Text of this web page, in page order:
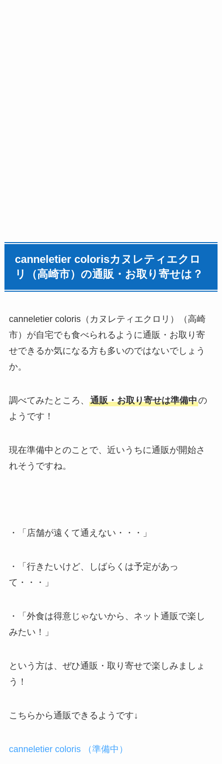
canneletier colorisカヌレティエクロ
リ（高崎市）の通販・お取り寄せは？
canneletier coloris（カヌレティエクロリ）（高崎
市）が自宅でも食べられるように通販・お取り寄
せできるか気になる方も多いのではないでしょう
か。
調べてみたところ、 通販・お取り寄せは準備中の
ようです！
現在準備中とのことで、近いうちに通販が開始さ
れそうですね。
・「店舗が遠くて通えない・・・」
・「行きたいけど、しばらくは予定があっ
て・・・」
・「外食は得意じゃないから、ネット通販で楽し
みたい！」
という方は、ぜひ通販・取り寄せで楽しみましょ
う！
こちらから通販できるようです↓
canneletier coloris（準備中）